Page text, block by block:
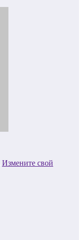
Измените свой